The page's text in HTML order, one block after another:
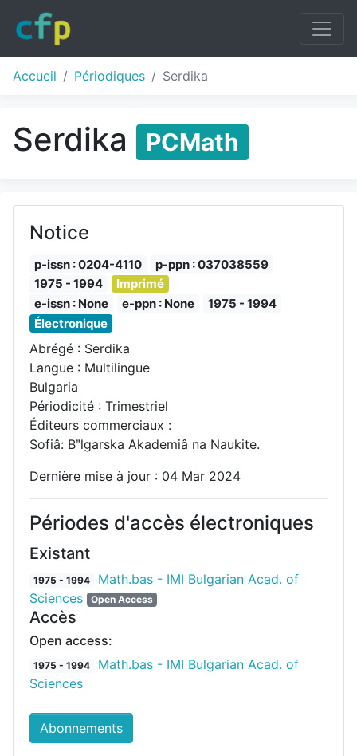
Accueil Périodiques Serdika
Serdika PCMath
Notice
p-issn : 0204-4110
p-ppn : 037038559
1975 - 1994
Imprimé
e-issn : None
e-ppn : None
1975 - 1994
Électronique
Abrégé : Serdika
Langue : Multilingue
Bulgaria
Périodicité : Trimestriel
Éditeurs commerciaux :
Sofiâ: Bʺlgarska Akademiâ na Naukite.
Dernière mise à jour : 04 Mar 2024
Périodes d'accès électroniques
Existant
1975 - 1994
Math.bas - IMI Bulgarian Acad. of
Sciences
Open Access
Accès
Open access:
1975 - 1994
Math.bas - IMI Bulgarian Acad. of
Sciences
Abonnements